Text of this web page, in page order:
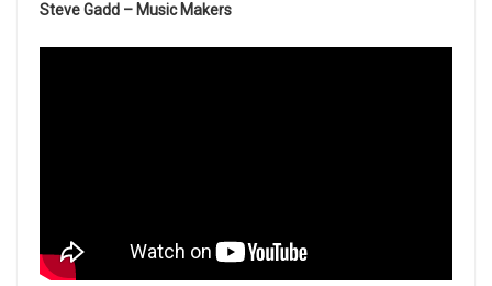
Steve Gadd – Music Makers